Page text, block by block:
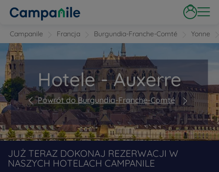
Campanile Francja Burgundia-Franche-Comté Yonne
Hotele - Auxerre
Powrót do Burgundia-Franche-Comté
JUŻ TERAZ DOKONAJ REZERWACJI W
NASZYCH HOTELACH CAMPANILE